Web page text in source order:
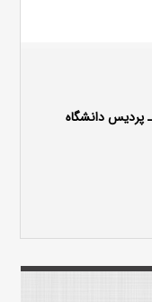
ـ پردیس دانشگاه